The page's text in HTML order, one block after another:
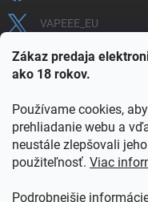
Zákaz predaja
ako 18 rokov.
Používame cookies,
prehliadanie webu a
neustále zlepšovali
použiteľnosť. Viac
Podrobnejšie
VAPEEE_EU
VAPEEE.EU
COOKIES